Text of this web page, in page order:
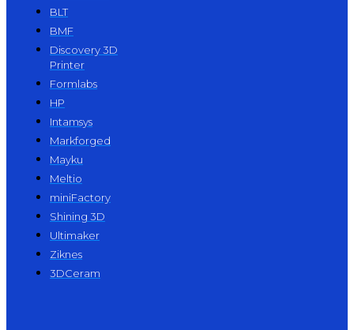
BLT
BMF
Discovery 3D
Printer
Formlabs
HP
Intamsys
Markforged
Mayku
Meltio
miniFactory
Shining 3D
Ultimaker
Ziknes
3DCeram